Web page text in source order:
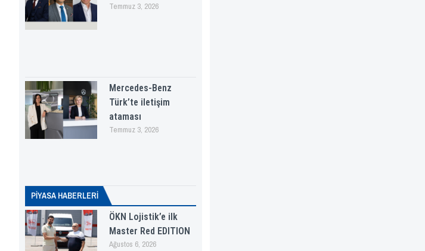
Temmuz 3, 2026
Mercedes-Benz
Türk’te iletişim
ataması
Temmuz 3, 2026
PİYASA HABERLERI
ÖKN Lojistik’e ilk
Master Red EDITION
Ağustos 6, 2026